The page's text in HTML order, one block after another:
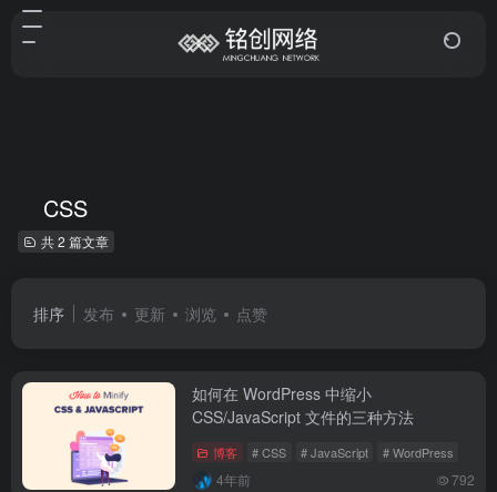
CSS
共 2 篇文章
排序 发布 更新 浏览 点赞
如何在 WordPress 中缩小
CSS/JavaScript 文件的三种方法
博客 # CSS # JavaScript # WordPress
4年前 792